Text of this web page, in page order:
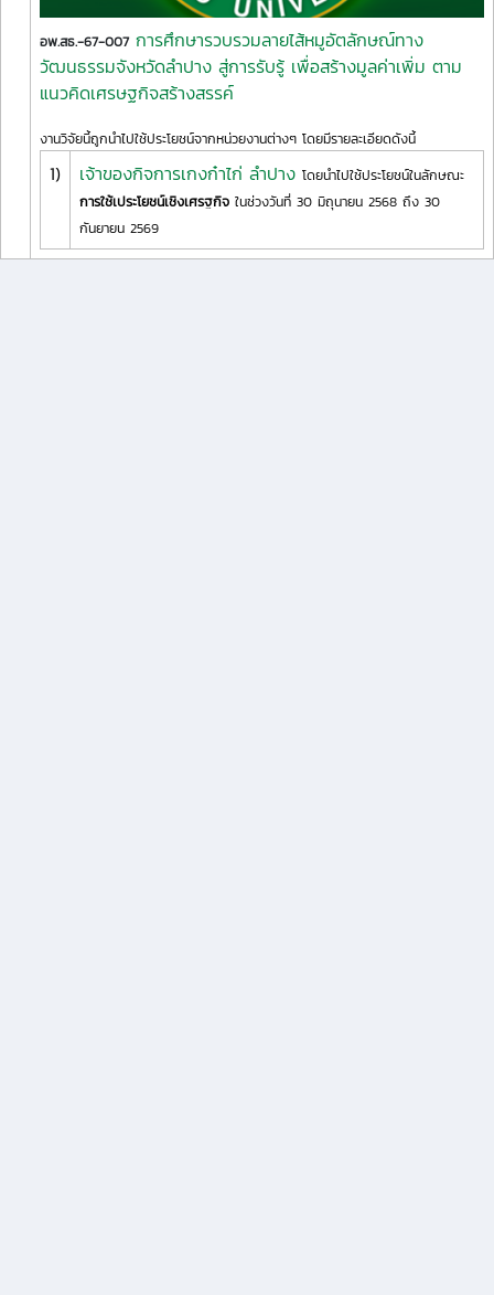
อพ.สธ.-67-007 การศึกษารวบรวมลายไส้หมูอัตลักษณ์ทาง
วัฒนธรรมจังหวัดลำปาง สู่การรับรู้ เพื่อสร้างมูลค่าเพิ่ม ตาม
แนวคิดเศรษฐกิจสร้างสรรค์
งานวิจัยนี้ถูกนำไปใช้ประโยชน์จากหน่วยงานต่างๆ โดยมีรายละเอียดดังนี้
1) เจ้าของกิจการเกงก๋าไก่ ลำปาง โดยนำไปใช้ประโยชน์ในลักษณะ
การใช้เประโยชน์เชิงเศรฐกิจ ในช่วงวันที่ 30 มิถุนายน 2568 ถึง 30
กันยายน 2569